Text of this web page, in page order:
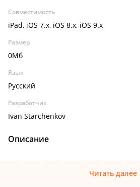
Совместимость
iPad, iOS 7.x, iOS 8.x, iOS 9.x
Размер
0Мб
Язык
Русский
Разработчик
Ivan Starchenkov
Описание
Читать далее